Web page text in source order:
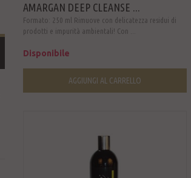
AMARGAN DEEP CLEANSE ...
Formato: 250 ml Rimuove con delicatezza residui di
prodotti e impurità ambientali! Con ...
Disponibile
AGGIUNGI AL CARRELLO